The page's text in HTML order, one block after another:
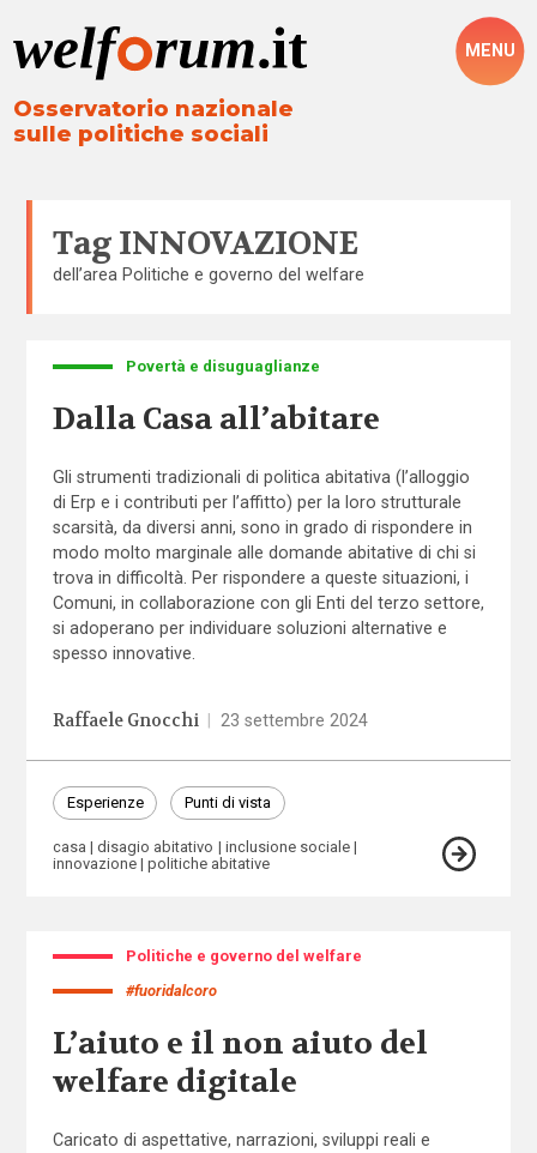
Osservatorio nazionale
sulle politiche sociali
MENU
Tag INNOVAZIONE
dell’area Politiche e governo del welfare
Povertà e disuguaglianze
Dalla Casa all’abitare
Gli strumenti tradizionali di politica abitativa (l’alloggio
di Erp e i contributi per l’affitto) per la loro strutturale
scarsità, da diversi anni, sono in grado di rispondere in
modo molto marginale alle domande abitative di chi si
trova in difficoltà. Per rispondere a queste situazioni, i
Comuni, in collaborazione con gli Enti del terzo settore,
si adoperano per individuare soluzioni alternative e
spesso innovative.
Raffaele Gnocchi 23 settembre 2024
Esperienze Punti di vista
casa disagio abitativo
inclusione sociale
innovazione
politiche abitative
Politiche e governo del welfare
#fuoridalcoro
L’aiuto e il non aiuto del
welfare digitale
Caricato di aspettative, narrazioni, sviluppi reali e